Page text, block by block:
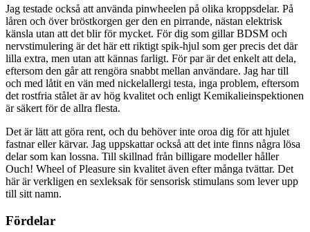
Jag testade också att använda pinwheelen på olika kroppsdelar. På
låren och över bröstkorgen ger den en pirrande, nästan elektrisk
känsla utan att det blir för mycket. För dig som gillar BDSM och
nervstimulering är det här ett riktigt spik-hjul som ger precis det där
lilla extra, men utan att kännas farligt. För par är det enkelt att dela,
eftersom den går att rengöra snabbt mellan användare. Jag har till
och med låtit en vän med nickelallergi testa, inga problem, eftersom
det rostfria stålet är av hög kvalitet och enligt Kemikalieinspektionen
är säkert för de allra flesta.
Det är lätt att göra rent, och du behöver inte oroa dig för att hjulet
fastnar eller kärvar. Jag uppskattar också att det inte finns några lösa
delar som kan lossna. Till skillnad från billigare modeller håller
Ouch! Wheel of Pleasure sin kvalitet även efter många tvättar. Det
här är verkligen en sexleksak för sensorisk stimulans som lever upp
till sitt namn.
Fördelar